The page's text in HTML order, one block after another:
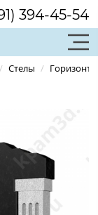
394-45-54
/ Стелы /